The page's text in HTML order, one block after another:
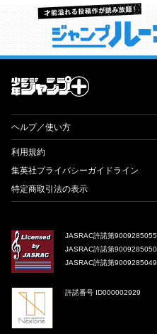
才能溢れる投稿作が読み
ヘルプ／使い方
利用規約
集英社プライバシーガイドライン
特定商取引法の表示
JASRAC許諾第
JASRAC許諾第
JASRAC許諾第
許諾番号 ID000002929